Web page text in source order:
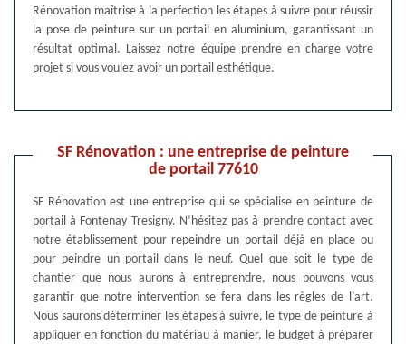
Rénovation maîtrise à la perfection les étapes à suivre pour réussir
la pose de peinture sur un portail en aluminium, garantissant un
résultat optimal. Laissez notre équipe prendre en charge votre
projet si vous voulez avoir un portail esthétique.
SF Rénovation : une entreprise de peinture
de portail 77610
SF Rénovation est une entreprise qui se spécialise en peinture de
portail à Fontenay Tresigny. N’hésitez pas à prendre contact avec
notre établissement pour repeindre un portail déjà en place ou
pour peindre un portail dans le neuf. Quel que soit le type de
chantier que nous aurons à entreprendre, nous pouvons vous
garantir que notre intervention se fera dans les règles de l’art.
Nous saurons déterminer les étapes à suivre, le type de peinture à
appliquer en fonction du matériau à manier, le budget à préparer